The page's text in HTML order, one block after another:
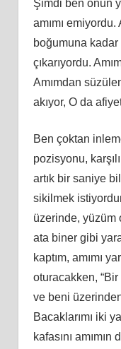
Şimdi ben onun
amımı emiyordu.
boğumuna
çıkarıyordu.
Amımdan
akıyor, O da
Ben çoktan
pozisyonu,
artık bir saniye
sikilmek
üzerinde, yüzüm
ata biner gibi
kaptım, amımı
oturacakken,
ve beni
Bacaklarımı iki
kafasını